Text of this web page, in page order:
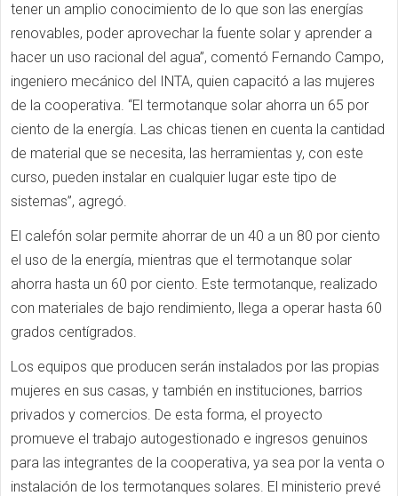
tener un amplio conocimiento de lo que son las energías
renovables, poder aprovechar la fuente solar y aprender a
hacer un uso racional del agua”, comentó Fernando Campo,
ingeniero mecánico del INTA, quien capacitó a las mujeres
de la cooperativa. “El termotanque solar ahorra un 65 por
ciento de la energía. Las chicas tienen en cuenta la cantidad
de material que se necesita, las herramientas y, con este
curso, pueden instalar en cualquier lugar este tipo de
sistemas”, agregó.
El calefón solar permite ahorrar de un 40 a un 80 por ciento
el uso de la energía, mientras que el termotanque solar
ahorra hasta un 60 por ciento. Este termotanque, realizado
con materiales de bajo rendimiento, llega a operar hasta 60
grados centígrados.
Los equipos que producen serán instalados por las propias
mujeres en sus casas, y también en instituciones, barrios
privados y comercios. De esta forma, el proyecto
promueve el trabajo autogestionado e ingresos genuinos
para las integrantes de la cooperativa, ya sea por la venta o
instalación de los termotanques solares. El ministerio prevé